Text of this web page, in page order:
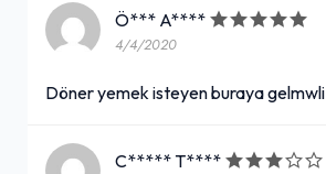
Ö*** A****
4/4/2020
Döner yemek isteyen buraya gelmwli
C***** T****